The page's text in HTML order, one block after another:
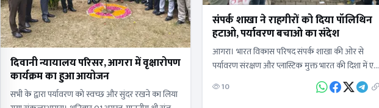
दिवानी न्यायालय परिसर, आगरा में वृक्षारोपण
कार्यक्रम का हुआ आयोजन
सभी के द्वारा पर्यावरण को स्वच्छ और सुंदर रखने का लिया
संपर्क शाखा ने राहगीरों को दिया पॉलिथिन
हटाओ, पर्यावरण बचाओ का संदेश
आगरा। भारत विकास परिषद संपर्क शाखा की ओर से
पर्यावरण संरक्षण और प्लास्टिक मुक्त भारत की दिशा में एक
कदम बढ़ाते हुए कपड़े के थैलों का वितरण बल्केश्वर…
10